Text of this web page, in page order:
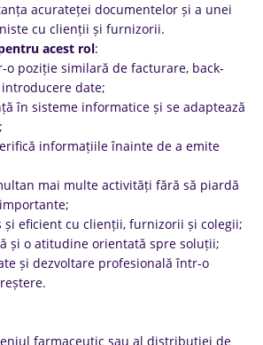
acurateței documentelor și a unei
cu clienții și furnizorii.
acest rol:
o poziție similară de facturare, back-
date;
în sisteme informatice și se adaptează
informațiile înainte de a emite
mai multe activități fără să piardă
și eficient cu clienții, furnizorii și colegii;
și o atitudine orientată spre soluții;
și dezvoltare profesională într-o
farmaceutic sau al distribuției de